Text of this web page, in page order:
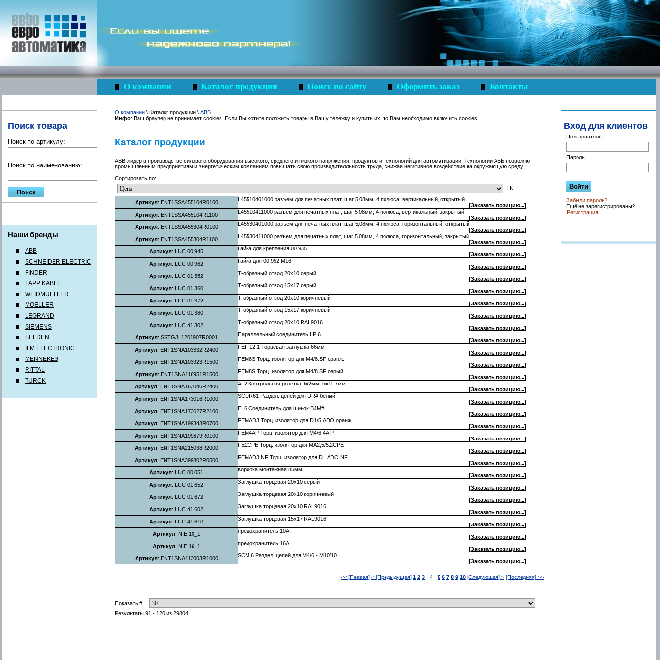
Поиск товара
Поиск по артикулу:
Поиск по наименованию:
Наши бренды
ABB
SCHNEIDER ELECTRIC
FINDER
LAPP KABEL
WEIDMUELLER
MOELLER
LEGRAND
SIEMENS
BELDEN
IFM ELECTRONIC
MENNEKES
RITTAL
TURCK
О компании Каталог продукции Поиск по сайту Оформить заказ Контакты
О компании \ Каталог продукции \ ABB
Инфо: Ваш браузер не принимает cookies. Если Вы хотите положить товары в Вашу тележку и купить их, то Вам необходимо включить cookies.
Каталог продукции
ABB-лидер в производстве силового оборудования высокого, среднего и низкого напряжения; продуктов и технологий для автоматизации. Технологии АББ позволяют
промышленным предприятиям и энергетическим компаниям повышать свою производителльность труда, снижая негативное воздействие на окружающую среду.
Сортировать по:
Артикул: ENT1SSA455104R0100
L45510401000 разъем для печатных плат, шаг 5.08мм, 4 полюса, вертикальный, открытый
[Заказать позицию...]
Артикул: ENT1SSA455104R1100
L45510411000 разъем для печатных плат, шаг 5.08мм, 4 полюса, вертикальный, закрытый
[Заказать позицию...]
Артикул: ENT1SSA455304R0100
L45530401000 разъем для печатных плат, шаг 5.08мм, 4 полюса, горизонтальный, открытый
[Заказать позицию...]
Артикул: ENT1SSA455304R1100
L45530411000 разъем для печатных плат, шаг 5.08мм, 4 полюса, горизонтальный, закрытый
[Заказать позицию...]
Артикул: LUC 00 945
Гайка для крепления 00 935
[Заказать позицию...]
Артикул: LUC 00 962
Гайка для 00 952 M16
[Заказать позицию...]
Артикул: LUC 01 352
Т-образный отвод 20х10 серый
[Заказать позицию...]
Артикул: LUC 01 360
Т-образный отвод 15х17 серый
[Заказать позицию...]
Артикул: LUC 01 372
Т-образный отвод 20х10 коричневый
[Заказать позицию...]
Артикул: LUC 01 380
Т-образный отвод 15х17 коричневый
[Заказать позицию...]
Артикул: LUC 41 302
Т-образный отвод 20х10 RAL9016
[Заказать позицию...]
Артикул: SSTGJL1201907R0001
Параллельный соединитель LP 6
[Заказать позицию...]
Артикул: ENT1SNA103332R2400
FEF 12.1 Торцевая заглушка 66мм
[Заказать позицию...]
Артикул: ENT1SNA103923R1500
FEM8S Торц. изолятор для M4/8.SF оранж.
[Заказать позицию...]
Артикул: ENT1SNA116951R1500
FEM8S Торц. изолятор для M4/8.SF серый
[Заказать позицию...]
Артикул: ENT1SNA163046R2400
AL2 Контрольная розетка d=2мм, h=11,7мм
[Заказать позицию...]
Артикул: ENT1SNA173016R1000
SCDR61 Раздел. цепей для DR# белый
[Заказать позицию...]
Артикул: ENT1SNA173627R2100
EL6 Соединитель для шинок BJM#
[Заказать позицию...]
Артикул: ENT1SNA199343R0700
FEMAD3 Торц. изолятор для D1/5.ADO оранж
[Заказать позицию...]
Артикул: ENT1SNA199879R0100
FEM4AP Торц. изолятор для M4/6.4A.P
[Заказать позицию...]
Артикул: ENT1SNA215038R2000
FE2CPE Торц. изолятор для MA2,5/5.2CPE
[Заказать позицию...]
Артикул: ENT1SNA399802R0500
FEMAD3 NF Торц. изолятор для D...ADO.NF
[Заказать позицию...]
Артикул: LUC 00 051
Коробка монтажная 85мм
[Заказать позицию...]
Артикул: LUC 01 652
Заглушка торцевая 20х10 серый
[Заказать позицию...]
Артикул: LUC 01 672
Заглушка торцевая 20х10 коричневый
[Заказать позицию...]
Артикул: LUC 41 602
Заглушка торцевая 20х10 RAL9016
[Заказать позицию...]
Артикул: LUC 41 610
Заглушка торцевая 15х17 RAL9016
[Заказать позицию...]
Артикул: NIE 10_1
предохранитель 10А
[Заказать позицию...]
Артикул: NIE 16_1
предохранитель 16А
[Заказать позицию...]
Артикул: ENT1SNA113003R1000
SCM 6 Раздел. цепей для M4/6 - M10/10
[Заказать позицию...]
<< [Первая] < [Предыдущая] 1 2 3 4 5 6 7 8 9 10 [Следующая] > [Последняя] >>
Показать #
Результаты 91 - 120 из 29804
Вход для клиентов
Пользователь
Пароль
Забыли пароль?
Ещё не зарегистрированы?
Регистрация